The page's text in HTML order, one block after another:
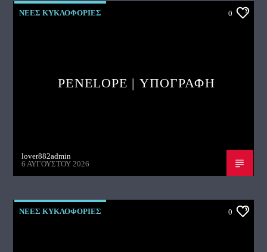
ΝΕΕΣ ΚΥΚΛΟΦΟΡΙΕΣ 0
PENELOPE | ΥΠΟΓΡΑΦΗ
lover882admin
6 ΑΥΓΟΎΣΤΟΥ 2026
ΝΕΕΣ ΚΥΚΛΟΦΟΡΙΕΣ 0